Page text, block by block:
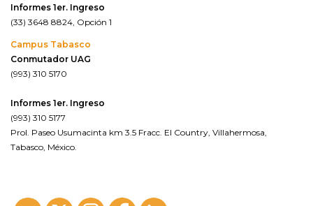
Informes 1er. Ingreso
(33) 3648 8824, Opción 1
Campus Tabasco
Conmutador UAG
(993) 310 5170
Informes 1er. Ingreso
(993) 310 5177
Prol. Paseo Usumacinta km 3.5 Fracc. El Country, Villahermosa,
Tabasco, México.